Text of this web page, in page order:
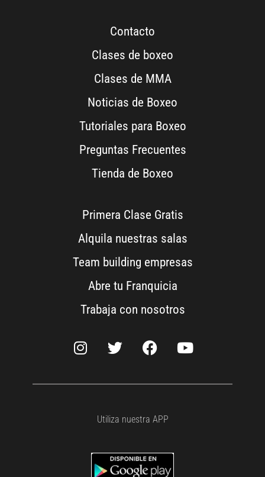
Contacto
Clases de boxeo
Clases de MMA
Noticias de Boxeo
Tutoriales para Boxeo
Preguntas Frecuentes
Tienda de Boxeo
Primera Clase Gratis
Alquila nuestras salas
Team building empresas
Abre tu Franquicia
Trabaja con nosotros
Utiliza nuestra APP